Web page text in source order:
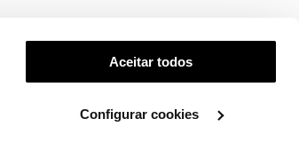
Aceitar todos
Configurar cookies